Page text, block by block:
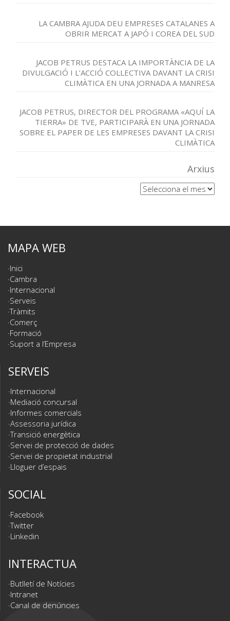
LA CAMBRA AJUDA DEU EMPRESES CATALANES A
OBRIR MERCAT A JAPÓ I COREA DEL SUD
JACOB PETRUS DESTACA LA IMPORTÀNCIA DE LA
DIVULGACIÓ I L’ACCIÓ COL·LECTIVA DAVANT LA CRISI
CLIMÀTICA EN UNA JORNADA A MANRESA
JACOB PETRUS, DIRECTOR DEL PROGRAMA «AQUÍ LA
TIERRA» DE TVE, PARTICIPARÀ EN UNA JORNADA
SOBRE EL PAPER DE LES EMPRESES DAVANT LA CRISI
CLIMÀTICA
Arxius
Arxius
MAPA WEB
Inici
Cambra
Internacional
Serveis
Tràmits
Comerç
Formació
Suport a l’Empresa
SERVEIS
Internacional
Mediació concursal
Informes comercials
Assessoria jurídica
Transició energètica
Servei de protecció de dades
Servei de propietat industrial
Lloguer d’espais
SOCIAL
Facebook
Twitter
Linkedin
INTERACTUA
Butlletí de Notícies
Intranet
Canal de denúncies